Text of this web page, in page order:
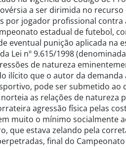
a ser dirimida no
por jogador profissional
estadual de futebol,
eventual punição aplicada na
Lei nº 9.615/1998 (denominada
de natureza
ilícito que o autor da
pode ser submetido ao
as relações de natureza
agressão física pelas
muito o mínimo socialmente
que estava zelando pela
final do